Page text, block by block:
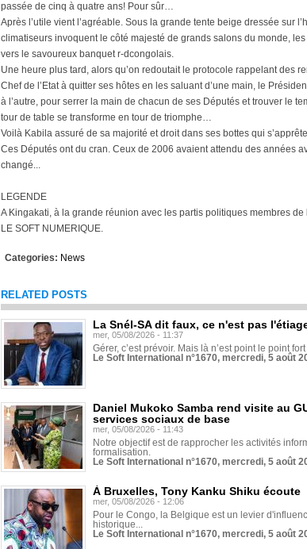
passée de cinq à quatre ans! Pour sûr…
Après l’utile vient l’agréable. Sous la grande tente beige dressée sur
climatiseurs invoquent le côté majesté de grands salons du monde,
vers le savoureux banquet r-dcongolais.
Une heure plus tard, alors qu’on redoutait le protocole rappelant des
Chef de l’Etat à quitter ses hôtes en les saluant d’une main, le
à l’autre, pour serrer la main de chacun de ses Députés et trouver le
tour de table se transforme en tour de triomphe…
Voilà Kabila assuré de sa majorité et droit dans ses bottes qui
Ces Députés ont du cran. Ceux de 2006 avaient attendu des années
changé...
LEGENDE
A Kingakati, à la grande réunion avec les partis politiques membres
LE SOFT NUMERIQUE.
Categories: News
RELATED POSTS
La Snél-SA dit faux, ce n'est pas
mer, 05/08/2026 - 11:37
Gérer, c’est prévoir. Mais là n’est point le point
Le Soft International n°1670, mercredi, 5 août
Daniel Mukoko Samba rend visite au
services sociaux de base
mer, 05/08/2026 - 11:43
Notre objectif est de rapprocher les activités
formalisation.
Le Soft International n°1670, mercredi, 5 août
À Bruxelles, Tony Kanku Shiku écoute
mer, 05/08/2026 - 12:06
Pour le Congo, la Belgique est un levier
historique...
Le Soft International n°1670, mercredi, 5 août